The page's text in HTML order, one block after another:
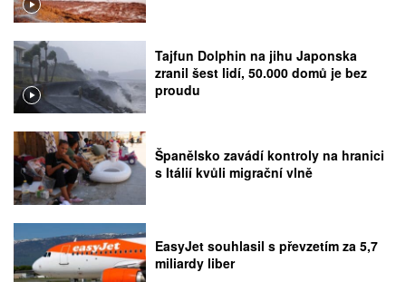
Tajfun Dolphin na jihu Japonska
zranil šest lidí, 50.000 domů je bez
proudu
Španělsko zavádí kontroly na hranici
s Itálií kvůli migrační vlně
EasyJet souhlasil s převzetím za 5,7
miliardy liber